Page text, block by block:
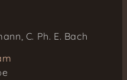
C. Ph. E. Bach